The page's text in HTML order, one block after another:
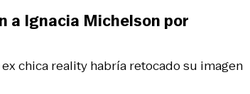
chica reality habría retocado su imagen
a Ignacia Michelson por